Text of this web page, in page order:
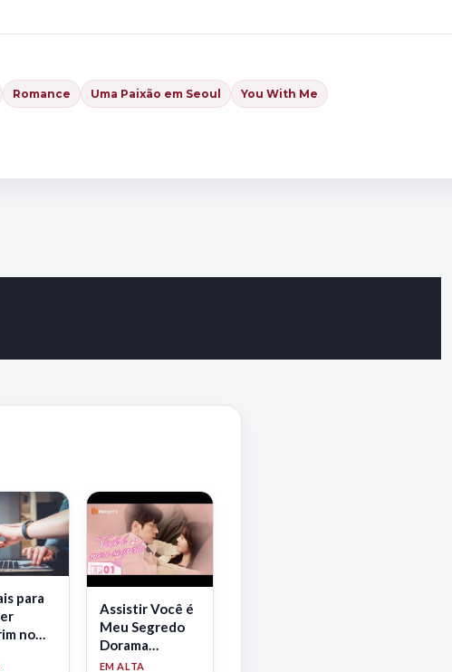
Romance Uma Paixão em Seoul You With Me
para
no
Assistir Você é
Meu Segredo
Dorama
Legendado